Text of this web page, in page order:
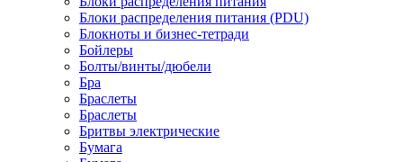
Блоки распределения питания (PDU)
Блокноты и бизнес-тетради
Бойлеры
Болты/винты/дюбели
Бра
Браслеты
Браслеты
Бритвы электрические
Бумага